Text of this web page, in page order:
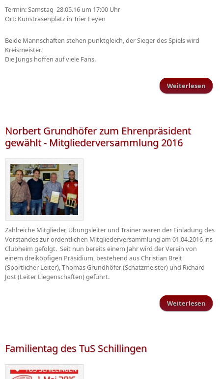
Termin: Samstag 28.05.16 um 17:00 Uhr
Ort: Kunstrasenplatz in Trier Feyen
Beide Mannschaften stehen punktgleich, der Sieger des Spiels wird
Kreismeister.
Die Jungs hoffen auf viele Fans.
Weiterlesen
Norbert Grundhöfer zum Ehrenpräsident
gewählt - Mitgliederversammlung 2016
Zahlreiche Mitglieder, Übungsleiter und Trainer waren der Einladung des
Vorstandes zur ordentlichen Mitgliederversammlung am 01.04.2016 ins
Clubheim gefolgt. Seit nun bereits einem Jahr wird der Verein von
einem dreiköpfigen Präsidium, bestehend aus Christian Breit
(Sportlicher Leiter), Thomas Grundhöfer (Schatzmeister) und Richard
Jost (Leiter Liegenschaften) geführt.
Weiterlesen
Familientag des TuS Schillingen